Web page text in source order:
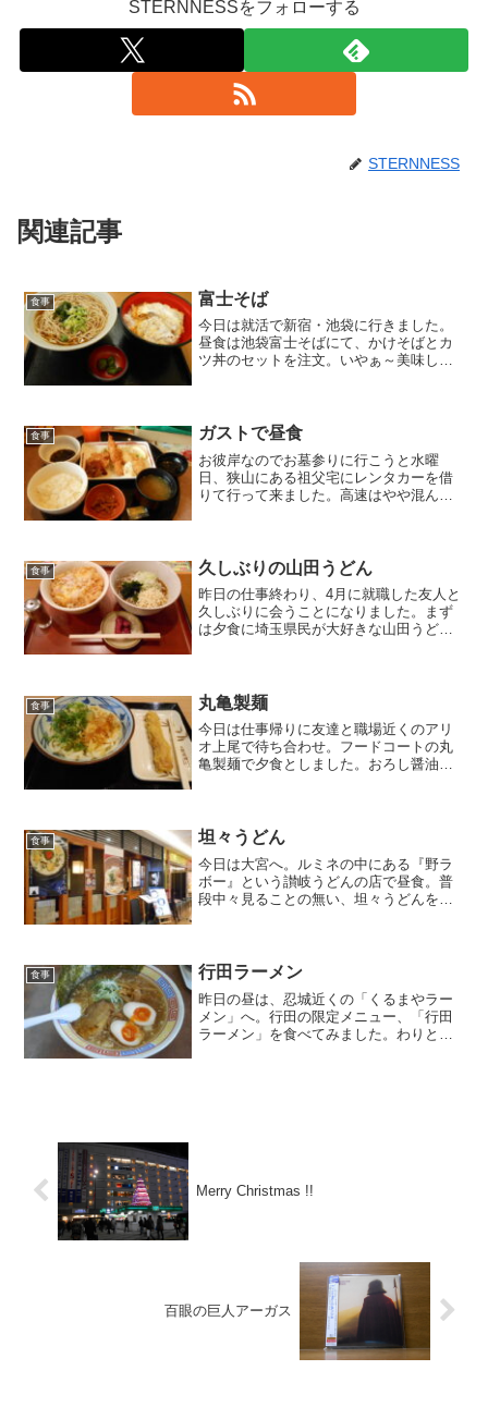
STERNNESSをフォローする
STERNNESS
関連記事
食事 富士そば
今日は就活で新宿・池袋に行きました。
昼食は池袋富士そばにて、かけそばとカ
ツ丼のセットを注文。いやぁ～美味しか
食事 ガストで昼食
お彼岸なのでお墓参りに行こうと水曜
日、狭山にある祖父宅にレンタカーを借
りて行って来ました。高速はやや混んで
イとかつの定食にドリ...
食事 久しぶりの山田うどん
昨日の仕事終わり、4月に就職した友人と
久しぶりに会うことになりました。まず
は夕食に埼玉県民が大好きな山田うどん
この山田うどんの味を。...
食事 丸亀製麺
今日は仕事帰りに友達と職場近くのアリ
オ上尾で待ち合わせ。フードコートの丸
亀製麺で夕食としました。おろし醤油に
のフードコートって空いて...
食事 坦々うどん
今日は大宮へ。ルミネの中にある『野ラ
ボー』という讃岐うどんの店で昼食。普
段中々見ることの無い、坦々うどんを注
（しかもピリ辛）を食べる...
食事 行田ラーメン
昨日の昼は、忍城近くの「くるまやラー
メン」へ。行田の限定メニュー、「行田
ラーメン」を食べてみました。わりとア
Merry Christmas !!
百眼の巨人アーガス